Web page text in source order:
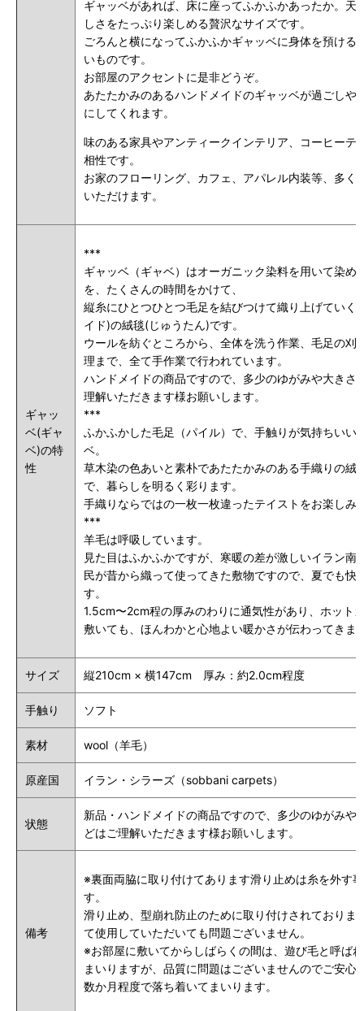
ギャッベがあれば、床に座ってふかふかあったか。天
しさをたっぷり楽しめる贅沢なサイズです。
ごろんと横になってふかふかギャッベに身体を預ける
いものです。
お部屋のアクセントに是非どうぞ。
あたたかみのあるハンドメイドのギャッベが過ごしや
にしてくれます。
味のある家具やアンティークインテリア、コーヒーテ
相性です。
お家のフローリング、カフェ、アパレル内装等、多く
いただけます。
ギャッ
ベ(ギャ
ベ)の特
性
***
ギャッベ（ギャベ）はオーガニック染料を用いて染め
を、たくさんの時間をかけて、
縦糸にひとつひとつ毛足を結びつけて織り上げていく
イド)の絨毯(じゅうたん)です。
ウールを紡ぐところから、全体を洗う作業、毛足の刈
理まで、全て手作業で行われています。
ハンドメイドの商品ですので、多少のゆがみや大きさ
理解いただきます様お願いします。
***
ふかふかした毛足（パイル）で、手触りが気持ちいい
ベ。
草木染の色あいと素朴であたたかみのある手織りの絨
で、暮らしを明るく彩ります。
手織りならではの一枚一枚違ったテイストをお楽しみ
***
羊毛は呼吸しています。
見た目はふかふかですが、寒暖の差が激しいイラン南
民が昔から織って使ってきた敷物ですので、夏でも快
す。
1.5cm〜2cm程の厚みのわりに通気性があり、ホット
敷いても、ほんわかと心地よい暖かさが伝わってきま
サイズ 縦210cm × 横147cm 厚み：約2.0cm程度
手触り ソフト
素材 wool（羊毛）
原産国 イラン・シラーズ（sobbani carpets）
状態
新品・ハンドメイドの商品ですので、多少のゆがみや
どはご理解いただきます様お願いします。
備考
※裏面両脇に取り付けてあります滑り止めは糸を外す
す。
滑り止め、型崩れ防止のために取り付けされておりま
て使用していただいても問題ございません。
※お部屋に敷いてからしばらくの間は、遊び毛と呼ば
まいりますが、品質に問題はございませんのでご安心
数か月程度で落ち着いてまいります。